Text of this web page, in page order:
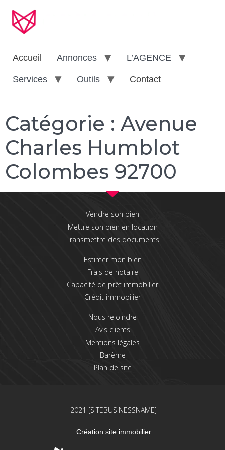
Accueil Annonces L’AGENCE
Services Outils Contact
Catégorie : Avenue
Charles Humblot
Colombes 92700
Vendre son bien
Mettre son bien en location
Transmettre des documents
Estimer mon bien
Frais de notaire
Capacité de prêt immobilier
Crédit immobilier
Nous rejoindre
Avis clients
Mentions légales
Barème
Plan de site
2021 [SITEBUSINESSNAME]
Création site immobilier